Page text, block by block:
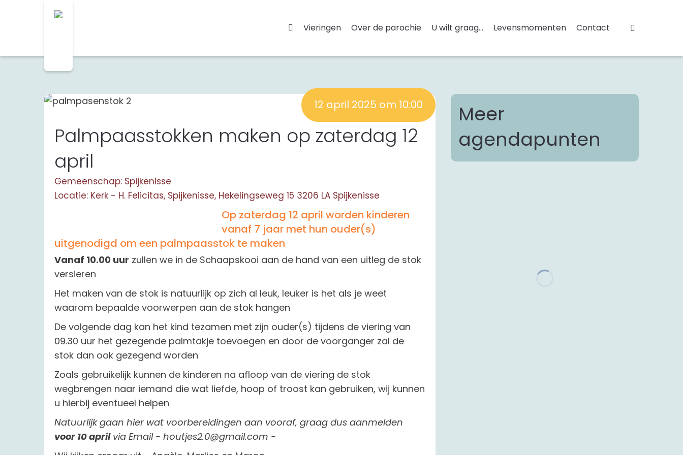
Vieringen Over de parochie U wilt graag... Levensmomenten Contact
12 april 2025 om 10:00
Palmpaasstokken maken op zaterdag 12
april
Gemeenschap: Spijkenisse
Locatie: Kerk - H. Felicitas, Spijkenisse, Hekelingseweg 15 3206 LA Spijkenisse
Op zaterdag 12 april worden kinderen
vanaf 7 jaar met hun ouder(s)
uitgenodigd om een palmpaasstok te maken
Vanaf 10.00 uur zullen we in de Schaapskooi aan de hand van een uitleg de stok
versieren
Het maken van de stok is natuurlijk op zich al leuk, leuker is het als je weet
waarom bepaalde voorwerpen aan de stok hangen
De volgende dag kan het kind tezamen met zijn ouder(s) tijdens de viering van
09.30 uur het gezegende palmtakje toevoegen en door de voorganger zal de
stok dan ook gezegend worden
Zoals gebruikelijk kunnen de kinderen na afloop van de viering de stok
wegbrengen naar iemand die wat liefde, hoop of troost kan gebruiken, wij kunnen
u hierbij eventueel helpen
Natuurlijk gaan hier wat voorbereidingen aan vooraf, graag dus aanmelden
voor 10 aprilvia Email - houtjes2.0@gmail.com -
Meer
agendapunten